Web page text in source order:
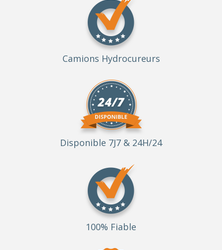
Camions Hydrocureurs
Disponible 7J7 & 24H/24
100% Fiable